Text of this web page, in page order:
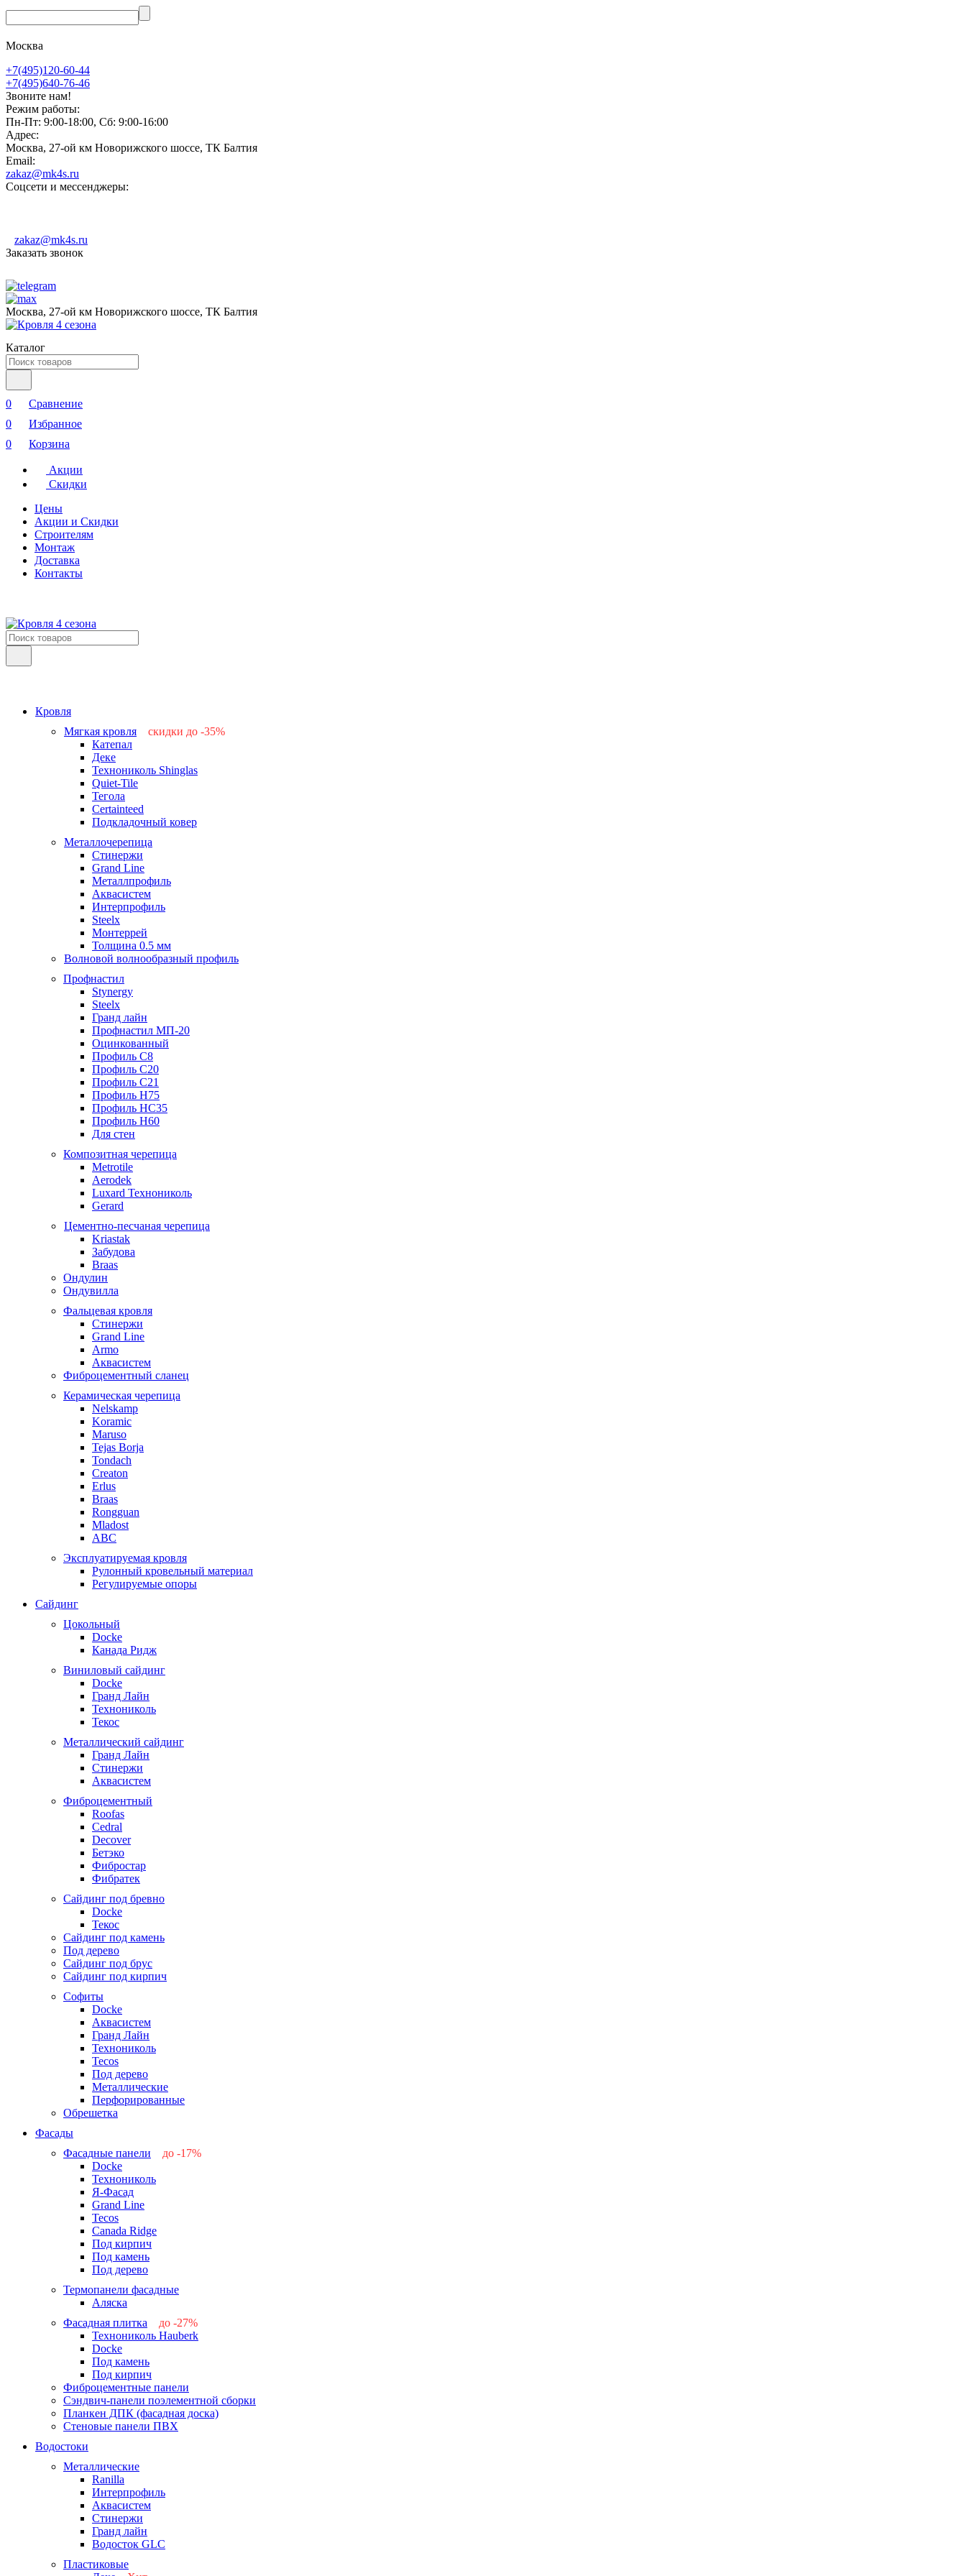
Москва
+7(495)120-60-44
+7(495)640-76-46
Звоните нам!
Режим работы:
Пн-Пт: 9:00-18:00, Сб: 9:00-16:00
Адрес:
Москва, 27-ой км Новорижского шоссе, ТК Балтия
Email:
zakaz@mk4s.ru
Соцсети и мессенджеры:
zakaz@mk4s.ru
Заказать звонок
Москва, 27-ой км Новорижского шоссе, ТК Балтия
Каталог
0
Сравнение
0
Избранное
0
Корзина
Акции
Скидки
Цены
Акции и Скидки
Строителям
Монтаж
Доставка
Контакты
Кровля
Мягкая кровля
скидки до -35%
Катепал
Деке
Технониколь Shinglas
Quiet-Tile
Тегола
Certainteed
Подкладочный ковер
Металлочерепица
Стинержи
Grand Line
Металлпрофиль
Аквасистем
Интерпрофиль
Steelx
Монтеррей
Толщина 0.5 мм
Волновой волнообразный профиль
Профнастил
Stynergy
Steelx
Гранд лайн
Профнастил МП-20
Оцинкованный
Профиль С8
Профиль С20
Профиль С21
Профиль Н75
Профиль НС35
Профиль Н60
Для стен
Композитная черепица
Metrotile
Aerodek
Luxard Технониколь
Gerard
Цементно-песчаная черепица
Kriastak
Забудова
Braas
Ондулин
Ондувилла
Фальцевая кровля
Стинержи
Grand Line
Armo
Аквасистем
Фиброцементный сланец
Керамическая черепица
Nelskamp
Koramic
Maruso
Tejas Borja
Tondach
Creaton
Erlus
Braas
Rongguan
Mladost
ABC
Эксплуатируемая кровля
Рулонный кровельный материал
Регулируемые опоры
Сайдинг
Цокольный
Docke
Канада Ридж
Виниловый сайдинг
Docke
Гранд Лайн
Технониколь
Текос
Металлический сайдинг
Гранд Лайн
Стинержи
Аквасистем
Фиброцементный
Roofas
Cedral
Decover
Бетэко
Фибростар
Фибратек
Сайдинг под бревно
Docke
Текос
Сайдинг под камень
Под дерево
Сайдинг под брус
Сайдинг под кирпич
Софиты
Docke
Аквасистем
Гранд Лайн
Технониколь
Tecos
Под дерево
Металлические
Перфорированные
Обрешетка
Фасады
Фасадные панели
до -17%
Docke
Технониколь
Я-Фасад
Grand Line
Tecos
Canada Ridge
Под кирпич
Под камень
Под дерево
Термопанели фасадные
Аляска
Фасадная плитка
до -27%
Технониколь Hauberk
Docke
Под камень
Под кирпич
Фиброцементные панели
Сэндвич-панели поэлементной сборки
Планкен ДПК (фасадная доска)
Стеновые панели ПВХ
Водостоки
Металлические
Ranilla
Интерпрофиль
Аквасистем
Стинержи
Гранд лайн
Водосток GLC
Пластиковые